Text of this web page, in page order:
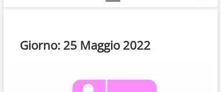
e
Giorno: 25 Maggio 2022